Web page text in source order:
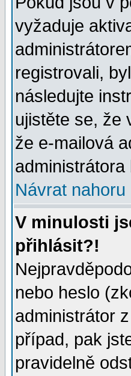
vyžaduje
registrovali,
následujte
ujistěte se, že
že e-mailová
administrátora
Návrat nahoru
V minulosti
přihlásit?!
nebo heslo
administrátor
případ, pak
pravidelně